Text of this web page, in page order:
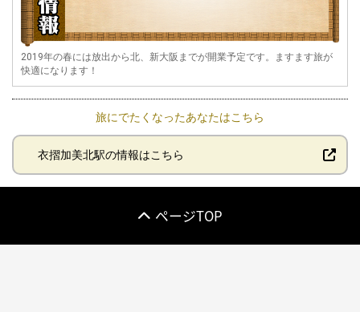
2019年の春には放出から北、新大阪までが開業予定です。ますます旅が
快適になります！
旅にでたくなったあなたはこちら
衣摺加美北駅の情報はこちら
ページTOP